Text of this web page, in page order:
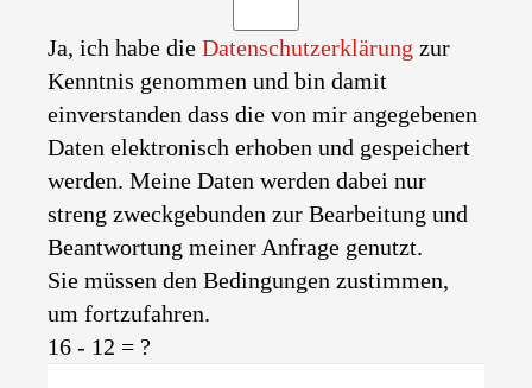
Ja, ich habe die Datenschutzerklärung zur
Kenntnis genommen und bin damit
einverstanden dass die von mir angegebenen
Daten elektronisch erhoben und gespeichert
werden. Meine Daten werden dabei nur
streng zweckgebunden zur Bearbeitung und
Beantwortung meiner Anfrage genutzt.
Sie müssen den Bedingungen zustimmen,
um fortzufahren.
16 - 12 = ?